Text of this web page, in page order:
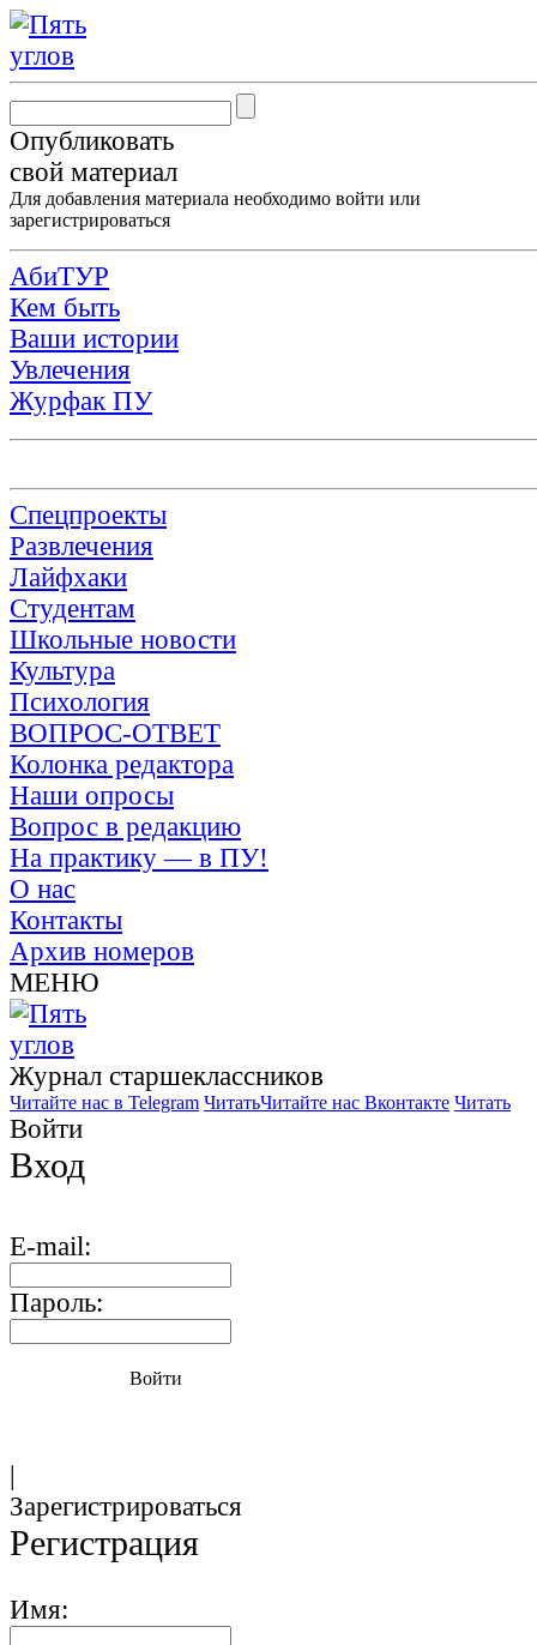
Опубликовать
свой материал
Для добавления материала необходимо войти или
зарегистрироваться
АбиТУР
Кем быть
Ваши истории
Увлечения
Журфак ПУ
Спецпроекты
Развлечения
Лайфхаки
Студентам
Школьные новости
Культура
Психология
ВОПРОС-ОТВЕТ
Колонка редактора
Наши опросы
Вопрос в редакцию
На практику — в ПУ!
О нас
Контакты
Архив номеров
МЕНЮ
Журнал старшекласcников
Читайте нас в Telegram ЧитатьЧитайте нас Вконтакте Читать
Войти
Вход
E-mail:
Пароль:
Войти
|
Зарегистрироваться
Регистрация
Имя: